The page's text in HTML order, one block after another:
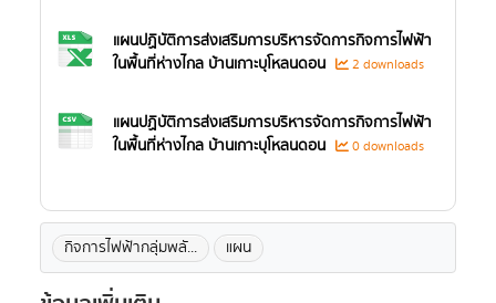
แผนปฏิบัติการส่งเสริมการบริหารจัดการกิจการไฟฟ้า
ในพื้นที่ห่างไกล บ้านเกาะบุโหลนดอน
2 downloads
แผนปฏิบัติการส่งเสริมการบริหารจัดการกิจการไฟฟ้า
ในพื้นที่ห่างไกล บ้านเกาะบุโหลนดอน
0 downloads
กิจการไฟฟ้ากลุ่มพลั... แผน